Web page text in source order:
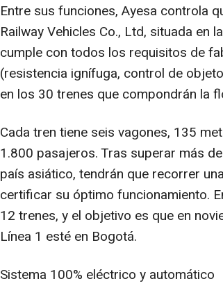
Entre sus funciones, Ayesa controla
Railway Vehicles Co., Ltd, situada en
cumple con todos los requisitos de
(resistencia ignífuga, control de
en los 30 trenes que compondrán la
Cada tren tiene seis vagones, 135
1.800 pasajeros. Tras superar más
país asiático, tendrán que recorrer
certificar su óptimo funcionamiento.
12 trenes, y el objetivo es que en
Línea 1 esté en Bogotá.
Sistema 100% eléctrico y automático